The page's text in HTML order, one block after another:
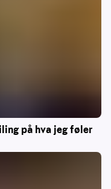
på hva jeg føler